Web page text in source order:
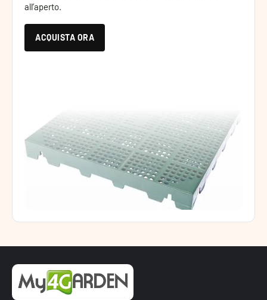
all’aperto.
ACQUISTA ORA